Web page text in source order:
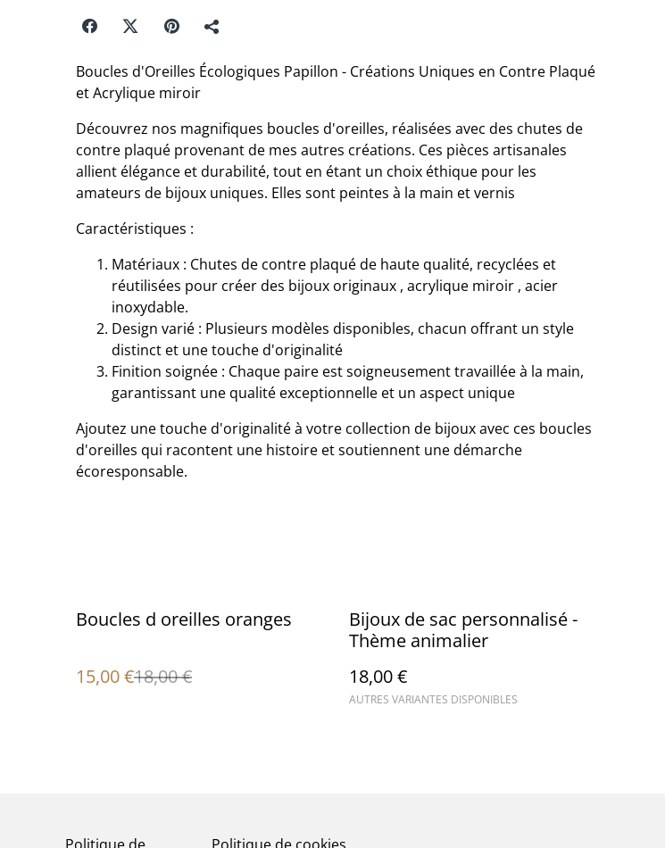
Boucles d'Oreilles Écologiques Papillon - Créations Uniques en Contre Plaqué
et Acrylique miroir
Découvrez nos magnifiques boucles d'oreilles, réalisées avec des chutes de
contre plaqué provenant de mes autres créations. Ces pièces artisanales
allient élégance et durabilité, tout en étant un choix éthique pour les
amateurs de bijoux uniques. Elles sont peintes à la main et vernis
Caractéristiques :
Matériaux : Chutes de contre plaqué de haute qualité, recyclées et
réutilisées pour créer des bijoux originaux , acrylique miroir , acier
inoxydable.
Design varié : Plusieurs modèles disponibles, chacun offrant un style
distinct et une touche d'originalité
Finition soignée : Chaque paire est soigneusement travaillée à la main,
garantissant une qualité exceptionnelle et un aspect unique
Ajoutez une touche d'originalité à votre collection de bijoux avec ces boucles
d'oreilles qui racontent une histoire et soutiennent une démarche
écoresponsable.
%
Boucles d oreilles oranges
15,00 €18,00 €
Bijoux de sac personnalisé -
Thème animalier
18,00 €
AUTRES VARIANTES DISPONIBLES